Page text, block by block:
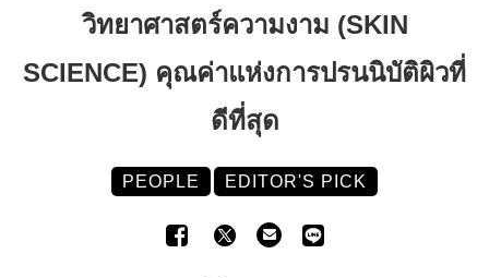
วิทยาศาสตร์ความงาม (SKIN
SCIENCE) คุณค่าแห่งการปรนนิบัติผิวที่
ดีที่สุด
PEOPLE EDITOR'S PICK